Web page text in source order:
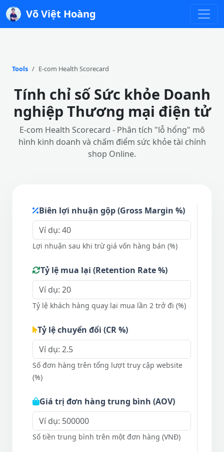
Võ Việt Hoàng
Tools E-com Health Scorecard
Tính chỉ số Sức khỏe Doanh
nghiệp Thương mại điện tử
E-com Health Scorecard - Phân tích "lỗ hổng" mô
hình kinh doanh và chấm điểm sức khỏe tài chính
shop Online.
Biên lợi nhuận gộp (Gross Margin %)
Lợi nhuận sau khi trừ giá vốn hàng bán (%)
Tỷ lệ mua lại (Retention Rate %)
Tỷ lệ khách hàng quay lại mua lần 2 trở đi (%)
Tỷ lệ chuyển đổi (CR %)
Số đơn hàng trên tổng lượt truy cập website
(%)
Giá trị đơn hàng trung bình (AOV)
Số tiền trung bình trên một đơn hàng (VNĐ)